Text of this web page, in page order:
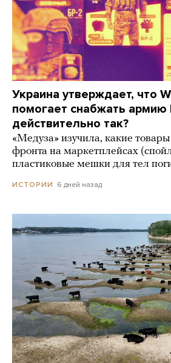
Украина утверждает, что
помогает снабжать
действительно так?
«Медуза» изучила, какие
фронта на маркетплейсах
пластиковые мешки для тел
ИСТОРИИ 6 дней назад